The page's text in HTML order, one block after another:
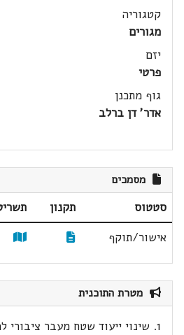
קטגוריה
מגורים
יזם
פרטי
גוף מתכנן
אדר' דן ברלב
מסמכים
סטטוס תקנון
אישור/תוקף
מטרת התוכנית
1. שינוי ייעוד שטח מעבר ציבורי